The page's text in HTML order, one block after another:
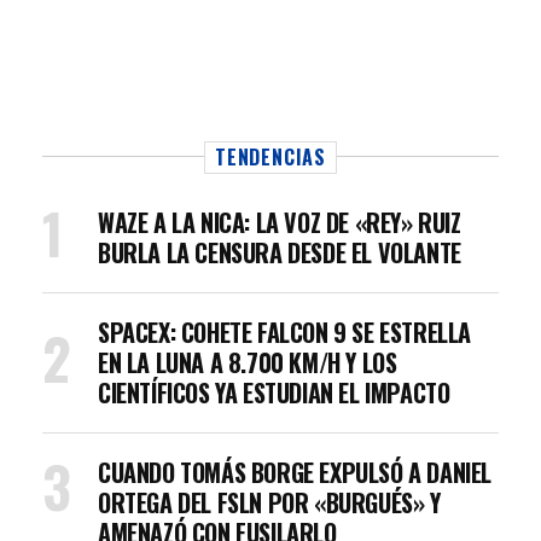
TENDENCIAS
WAZE A LA NICA: LA VOZ DE «REY» RUIZ
BURLA LA CENSURA DESDE EL VOLANTE
SPACEX: COHETE FALCON 9 SE ESTRELLA
EN LA LUNA A 8.700 KM/H Y LOS
CIENTÍFICOS YA ESTUDIAN EL IMPACTO
CUANDO TOMÁS BORGE EXPULSÓ A DANIEL
ORTEGA DEL FSLN POR «BURGUÉS» Y
AMENAZÓ CON FUSILARLO